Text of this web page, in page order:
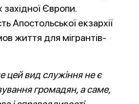
західної Європи.
Апостольської екзархії
життя для мігрантів-
цей вид служіння не є
громадян, а саме,